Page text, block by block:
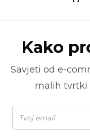
Kako
Savjeti od e-
malih tvrtki